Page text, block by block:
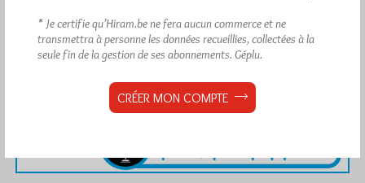
* Je certifie qu’Hiram.be ne fera aucun commerce et ne
transmettra à personne les données recueillies, collectées à la
seule fin de la gestion de ses abonnements. Géplu.
CRÉER MON COMPTE